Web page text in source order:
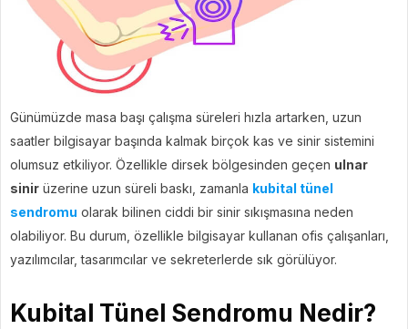
Günümüzde masa başı çalışma süreleri hızla artarken, uzun
saatler bilgisayar başında kalmak birçok kas ve sinir sistemini
olumsuz etkiliyor. Özellikle dirsek bölgesinden geçen ulnar
sinir üzerine uzun süreli baskı, zamanla kubital tünel
sendromu olarak bilinen ciddi bir sinir sıkışmasına neden
olabiliyor. Bu durum, özellikle bilgisayar kullanan ofis çalışanları,
yazılımcılar, tasarımcılar ve sekreterlerde sık görülüyor.
Kubital Tünel Sendromu Nedir?